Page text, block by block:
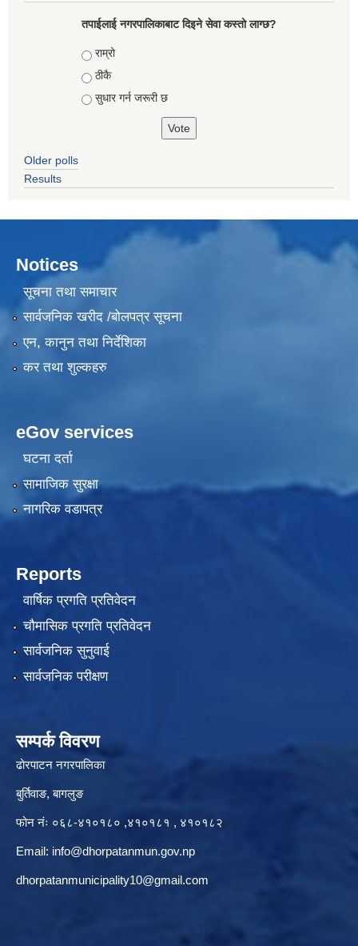
तपाईलाई नगरपालिकाबाट दिइने सेवा कस्तो लाग्छ?
Choices
राम्रो
ठीकै
सुधार गर्न जरूरी छ
Older polls
Results
Notices
सूचना तथा समाचार
सार्वजनिक खरीद /बोलपत्र सूचना
एन, कानुन तथा निर्देशिका
कर तथा शुल्कहरु
eGov services
घटना दर्ता
सामाजिक सुरक्षा
नागरिक वडापत्र
Reports
वार्षिक प्रगति प्रतिवेदन
चौमासिक प्रगति प्रतिवेदन
सार्वजनिक सुनुवाई
सार्वजनिक परीक्षण
सम्पर्क विवरण
ढोरपाटन नगरपालिका
बुर्तिवाङ, बागलुङ
फोन नंः ०६८-४१०१८० ,४१०१८१ , ४१०१८२
Email: info@dhorpatanmun.gov.np
dhorpatanmunicipality10@gmail.com